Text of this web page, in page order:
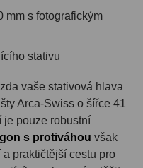
mm s fotografickým
stativu
vaše stativová hlava
Arca-Swiss o šířce 41
je pouze robustní
s protiváhou však
praktičtější cestu pro